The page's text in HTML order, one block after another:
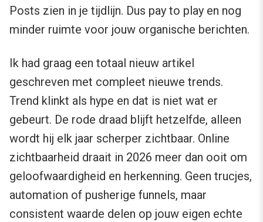
Posts zien in je tijdlijn. Dus pay to play en nog
minder ruimte voor jouw organische berichten.
Ik had graag een totaal nieuw artikel
geschreven met compleet nieuwe trends.
Trend klinkt als hype en dat is niet wat er
gebeurt. De rode draad blijft hetzelfde, alleen
wordt hij elk jaar scherper zichtbaar. Online
zichtbaarheid draait in 2026 meer dan ooit om
geloofwaardigheid en herkenning. Geen trucjes,
automation of pusherige funnels, maar
consistent waarde delen op jouw eigen echte